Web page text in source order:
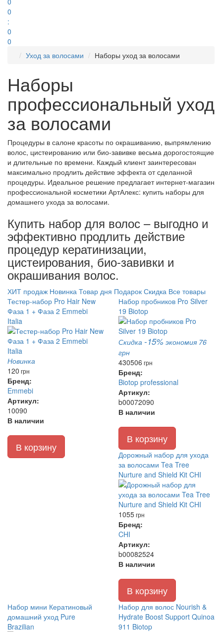
0
:
0
0
Уход за волосами
Наборы уход за волосами
Наборы
профессиональный уход
за волосами
Процедуры в салоне красоты по окрашиванию, выпрямлению
волос, цистеированию или био-завивке весьма дорогостоящие
и длительные по времени. Каждый клиент заинтересован
максимально продлить действие эффекта от сделанной
процедуры. Идеальное решение предлагает интернет-магазин
профессиональной косметики АртАлекс: купить наборы для
домашнего ухода за волосами.
Купить набор для волос – выгодно и
эффективно продлить действие
процедур кератинизации,
цистеирования, био-завивки и
окрашивания волос.
ХИТ продаж Новинка Товар дня Подарок Скидка Все товары
Тестер-набор Pro Hair New
Фаза 1 + Фаза 2 Emmebi
Italia
Новинка
120 грн
Бренд:
Emmebi
Артикул:
10090
В наличии
В корзину
Набор пробников Pro Silver
19 Biotop
Скидка -15% экономия 76
грн
430506 грн
Бренд:
Biotop professional
Артикул:
b00072090
В наличии
В корзину
Дорожный набор для ухода
за волосами Tea Tree
Nurture and Shield Kit CHI
1055грн
Бренд:
CHI
Артикул:
b00082524
В наличии
В корзину
Набор мини Кератиновый
домашний уход Pure
Brazilian
Набор для волос Nourish &
Hydrate Boost Support Quinoa
911 Biotop